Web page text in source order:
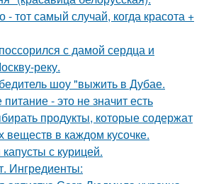
тот самый случай, когда красота +
с дамой сердца и
реку.
шоу "выжить в Дубае.
- это не значит есть
продукты, которые содержат
веществ в каждом кусочке.
с курицей.
Ингредиенты: